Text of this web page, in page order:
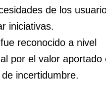
de los
iniciativas.
reconocido a nivel
por el valor aportado
incertidumbre.